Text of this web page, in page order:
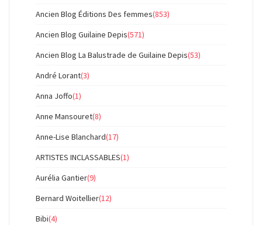
Ancien Blog Éditions Des femmes(853)
Ancien Blog Guilaine Depis(571)
Ancien Blog La Balustrade de Guilaine Depis(53)
André Lorant(3)
Anna Joffo(1)
Anne Mansouret(8)
Anne-Lise Blanchard(17)
ARTISTES INCLASSABLES(1)
Aurélia Gantier(9)
Bernard Woitellier(12)
Bibi(4)